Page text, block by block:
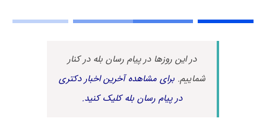
در این روزها در پیام رسان بله در کنار
شماییم.برای مشاهده آخرین اخبار دکتری
در پیام رسان بله کلیک کنید.